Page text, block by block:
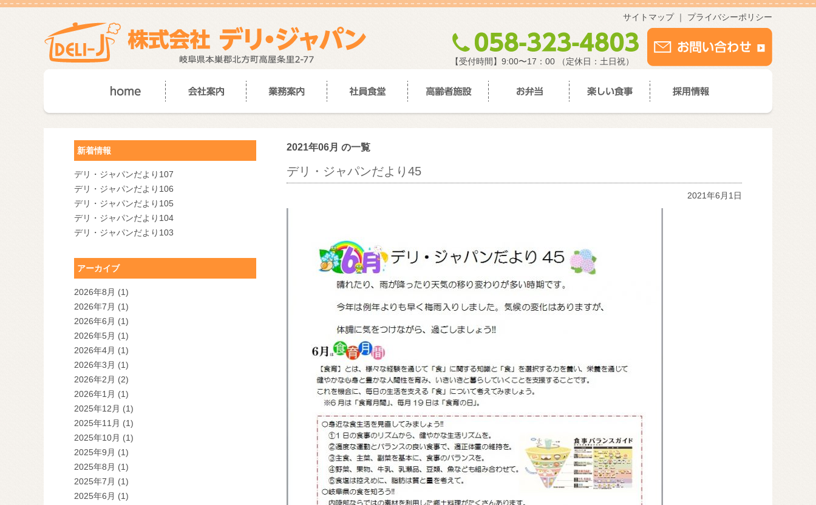
サイトマップ ｜ プライバシーポリシー
【受付時間】9:00〜17：00 （定休日：土日祝）
2021年06月 の一覧
デリ・ジャパンだより45
2021年6月1日
新着情報
デリ・ジャパンだより107
デリ・ジャパンだより106
デリ・ジャパンだより105
デリ・ジャパンだより104
デリ・ジャパンだより103
アーカイブ
2026年8月 (1)
2026年7月 (1)
2026年6月 (1)
2026年5月 (1)
2026年4月 (1)
2026年3月 (1)
2026年2月 (2)
2026年1月 (1)
2025年12月 (1)
2025年11月 (1)
2025年10月 (1)
2025年9月 (1)
2025年8月 (1)
2025年7月 (1)
2025年6月 (1)